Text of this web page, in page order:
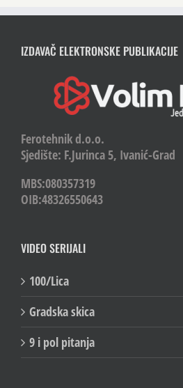
IZDAVAČ ELEKTRONSKE PUBLIKACIJE
Ferotehnik d.o.o.
Sjedište: F.Jurinca 5, Ivanić-Grad
MBS:080357319
OIB:48326550643
VIDEO SERIJALI
100/Lica
Gradska skica
9 i pol pitanja